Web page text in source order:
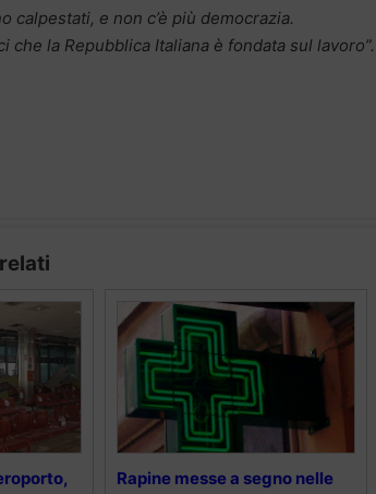
e non c’è più democrazia.
la Repubblica Italiana è fondata sul lavoro”.
Rapine messe a segno nelle